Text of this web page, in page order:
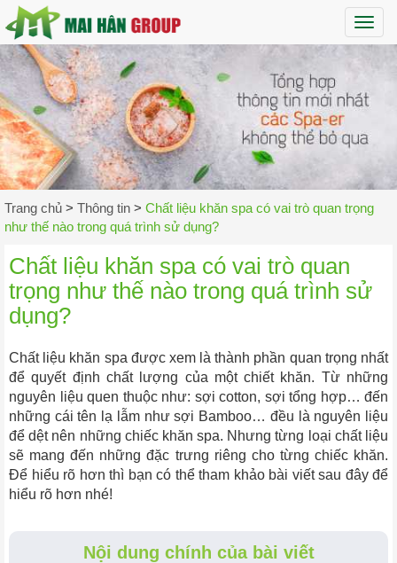
Trang chủ > Thông tin > Chất liệu khăn spa có vai trò quan trọng
như thế nào trong quá trình sử dụng?
Chất liệu khăn spa có vai trò quan
trọng như thế nào trong quá trình sử
dụng?
Chất liệu khăn spa được xem là thành phần quan trọng nhất
để quyết định chất lượng của một chiết khăn. Từ những
nguyên liệu quen thuộc như: sợi cotton, sợi tổng hợp… đến
những cái tên lạ lẫm như sợi Bamboo… đều là nguyên liệu
để dệt nên những chiếc khăn spa. Nhưng từng loại chất liệu
sẽ mang đến những đặc trưng riêng cho từng chiếc khăn.
Để hiểu rõ hơn thì bạn có thể tham khảo bài viết sau đây để
hiểu rõ hơn nhé!
Nội dung chính của bài viết